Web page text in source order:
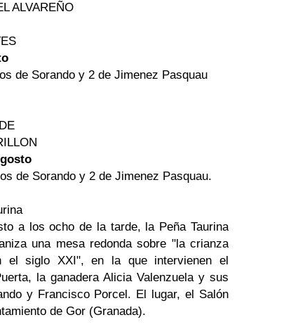
ALVAREÑO
de Sorando y 2 de Jimenez Pasquau
de Sorando y 2 de Jimenez Pasquau.
a los ocho de la tarde, la Peña Taurina
una mesa redonda sobre "la crianza
el siglo XXI", en la que intervienen el
la ganadera Alicia Valenzuela y sus
y Francisco Porcel. El lugar, el Salón
de Gor (Granada).